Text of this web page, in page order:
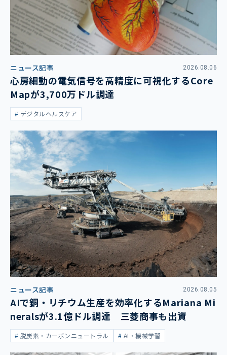
ニュース記事 2026.08.06
心房細動の電気信号を高精度に可視化するCore
Mapが3,700万ドル調達
デジタルヘルスケア
ニュース記事 2026.08.05
AIで銅・リチウム生産を効率化するMariana Mi
neralsが3.1億ドル調達 三菱商事も出資
脱炭素・カーボンニュートラル AI・機械学習